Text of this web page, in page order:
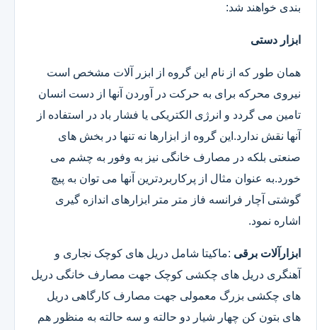
بندی خواهند شد:
ابزار دستی
همان طور که از نام این گروه از ابزر آلات مشخص است
نیروی محرکه برای به حرکت در آوردن آنها از دست انسان
تامین می گردد و انرژی الکتریکی یا فشار باد در استفاده از
آنها نقش ندارد.این گروه از ابزارها نه تنها در بخش های
صنعتی بلکه در مصارف خانگی نیز به وفور به چشم می
خورد.به عنوان مثال از پرکاربردترین آنها می توان به پیچ
گوشتی آچار فرانسه فاز متر متر ابزارهای اندازه گیری
اشاره نمود.
ابزارآلات برقی :ماکیتا شامل دریل های کوچک نجاری و
آهنگری دریل های چکشی کوچک جهت مصارف خانگی دریل
های چکشی بزرگ معمولی جهت مصارف کارگاهی دریل
های بتون کن چهار شیار دو حالته و سه حالته به منظور هم